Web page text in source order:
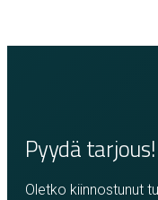
Pyydä tarjous!
Oletko kiinnostunut